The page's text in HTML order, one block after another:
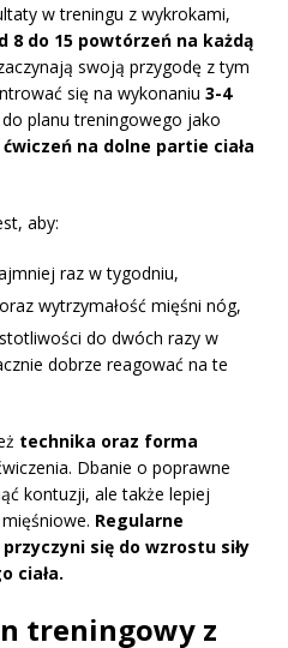
w treningu z wykrokami,
8 do 15 powtórzeń na każdą
swoją przygodę z tym
się na wykonaniu 3-4
planu treningowego jako
na dolne partie ciała
aby:
raz w tygodniu,
wytrzymałość mięśni nóg,
do dwóch razy w
dobrze reagować na te
technika oraz forma
Dbanie o poprawne
kontuzji, ale także lepiej
Regularne
się do wzrostu siły
ciała.
treningowy z